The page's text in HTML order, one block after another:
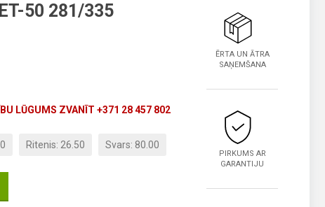
50 281/335
LŪGUMS ZVANĪT +371 28 457 802
Ritenis: 26.50 Svars: 80.00
ĒRTA UN ĀTRA
SAŅEMŠANA
PIRKUMS AR
GARANTIJU